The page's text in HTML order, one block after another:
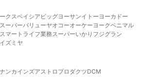
クスベイシア ビッグヨーサンイトーヨーカドー
スーパーバリューヤオコーオーケー ヨークベニマル
マート ライフ業務スーパーいかり フジグラン
イズミヤ
ンカインズアストロプロダクツDCM